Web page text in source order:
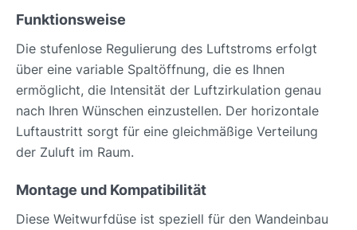
Funktionsweise
Die stufenlose Regulierung des Luftstroms erfolgt
über eine variable Spaltöffnung, die es Ihnen
ermöglicht, die Intensität der Luftzirkulation genau
nach Ihren Wünschen einzustellen. Der horizontale
Luftaustritt sorgt für eine gleichmäßige Verteilung
der Zuluft im Raum.
Montage und Kompatibilität
Diese Weitwurfdüse ist speziell für den Wandeinbau